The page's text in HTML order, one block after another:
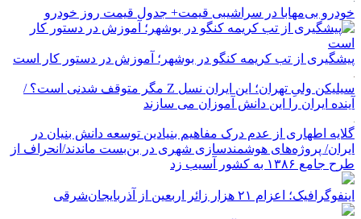
خودرو بی‌مهابا در سراشیبی قیمت+ جدول قیمت روز خودرو
پیشگیری از تب کریمه کنگو در بوشهر؛ آموزش در دستور کار است
سیلیکن ولیِ تهران؛ این ایران نسل Z مگر متوقف شدنی است؟ /
آینده ایران را این دانش آموزان می سازند
گلایه اطهاری از عدم درک مفاهیم بنیادین توسعه دانش بنیان در
ایران/ پروژه‌های هوشمندسازی شهری در بن‌بست ماندند/انحراف از
طرح جامع ۱۳۸۶ به کشور آسیب زد
اینفوگرافیک؛ اعزام ۲۱ هزار زائر اربعین از آذربایجان‌شرقی